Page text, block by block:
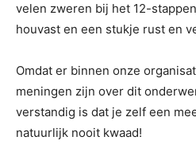
velen zweren bij het 12-
houvast en een stukje rust en
Omdat er binnen onze
meningen zijn over dit
verstandig is dat je zelf een
natuurlijk nooit kwaad!